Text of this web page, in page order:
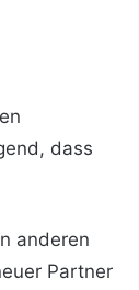
dass
anderen
Partner